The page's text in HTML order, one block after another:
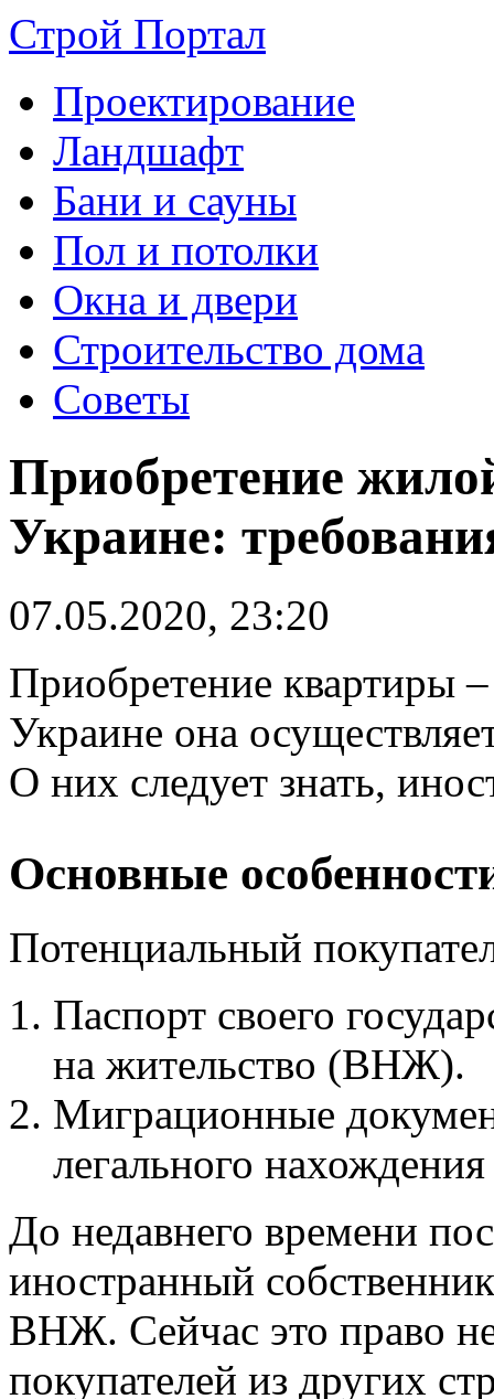
Строй Портал
Проектирование
Ландшафт
Бани и сауны
Пол и потолки
Окна и двери
Строительство дома
Советы
Приобретение
Украине:
07.05.2020, 23:20
Приобретение квартиры
Украине она
О них следует знать,
Основные
Потенциальный
Паспорт своего
на жительство (ВНЖ).
Миграционные
легального
До недавнего времени
иностранный
ВНЖ. Сейчас это право
покупателей из других